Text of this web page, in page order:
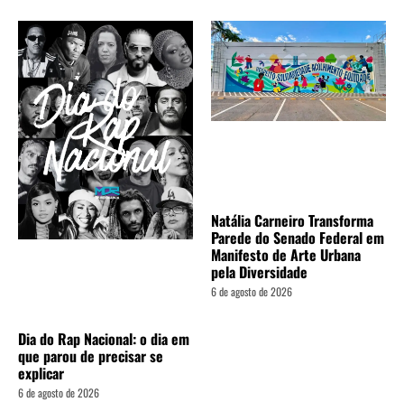
Dia do Rap Nacional: o dia em
que parou de precisar se
explicar
6 de agosto de 2026
Natália Carneiro Transforma
Parede do Senado Federal em
Manifesto de Arte Urbana
pela Diversidade
6 de agosto de 2026